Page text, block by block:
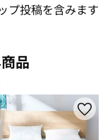
プ投稿を含みます
品